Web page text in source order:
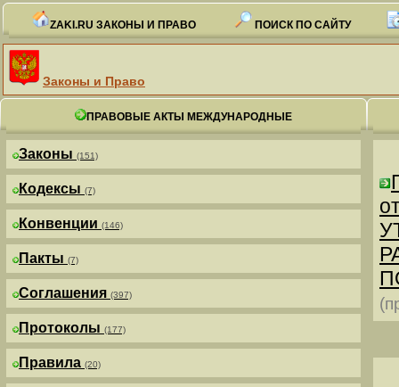
ZAKI.RU ЗАКОНЫ И ПРАВО ПОИСК ПО САЙТУ
Законы и Право
ПРАВОВЫЕ АКТЫ МЕЖДУНАРОДНЫЕ
Законы (151)
Кодексы (7)
Конвенции (146)
Пакты (7)
Соглашения (397)
Протоколы (177)
Правила (20)